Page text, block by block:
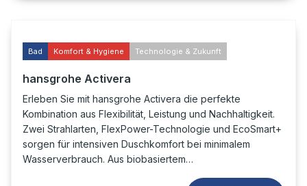
Bad Komfort & Hygiene Technologie & Zukunft
hansgrohe Activera
Erleben Sie mit hansgrohe Activera die perfekte
Kombination aus Flexibilität, Leistung und Nachhaltigkeit.
Zwei Strahlarten, FlexPower-Technologie und EcoSmart+
sorgen für intensiven Duschkomfort bei minimalem
Wasserverbrauch. Aus biobasiertem…